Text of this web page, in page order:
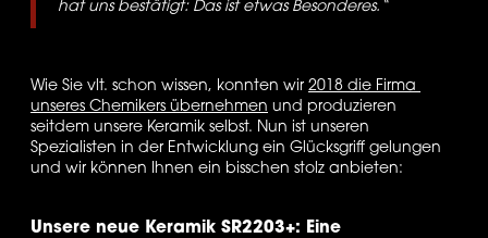
hat uns bestätigt: Das ist etwas Besonderes.“
Wie Sie vlt. schon wissen, konnten wir 2018 die Firma
unseres Chemikers übernehmen und produzieren
seitdem unsere Keramik selbst. Nun ist unseren
Spezialisten in der Entwicklung ein Glücksgriff gelungen
und wir können Ihnen ein bisschen stolz anbieten:
Unsere neue Keramik SR2203+: Eine